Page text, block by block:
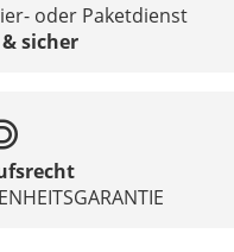
oder Paketdienst
sicher